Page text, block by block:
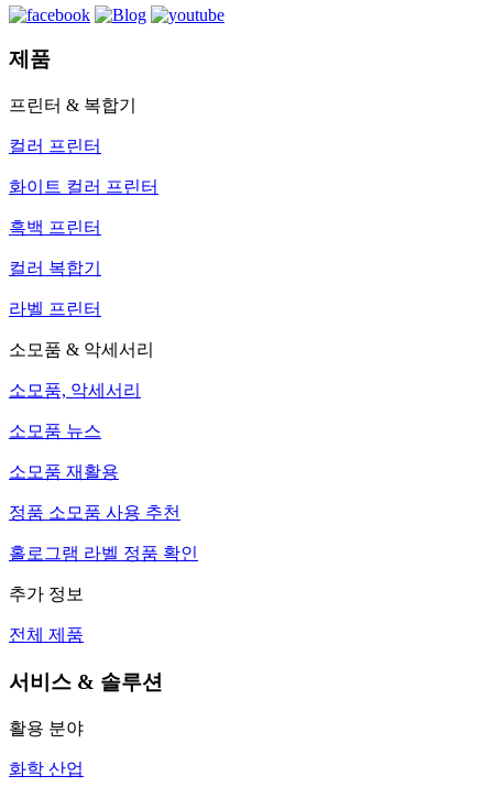
제품
프린터 & 복합기
컬러 프린터
화이트 컬러 프린터
흑백 프린터
컬러 복합기
라벨 프린터
소모품 & 악세서리
소모품, 악세서리
소모품 뉴스
소모품 재활용
정품 소모품 사용 추천
홀로그램 라벨 정품 확인
추가 정보
전체 제품
서비스 & 솔루션
활용 분야
화학 산업